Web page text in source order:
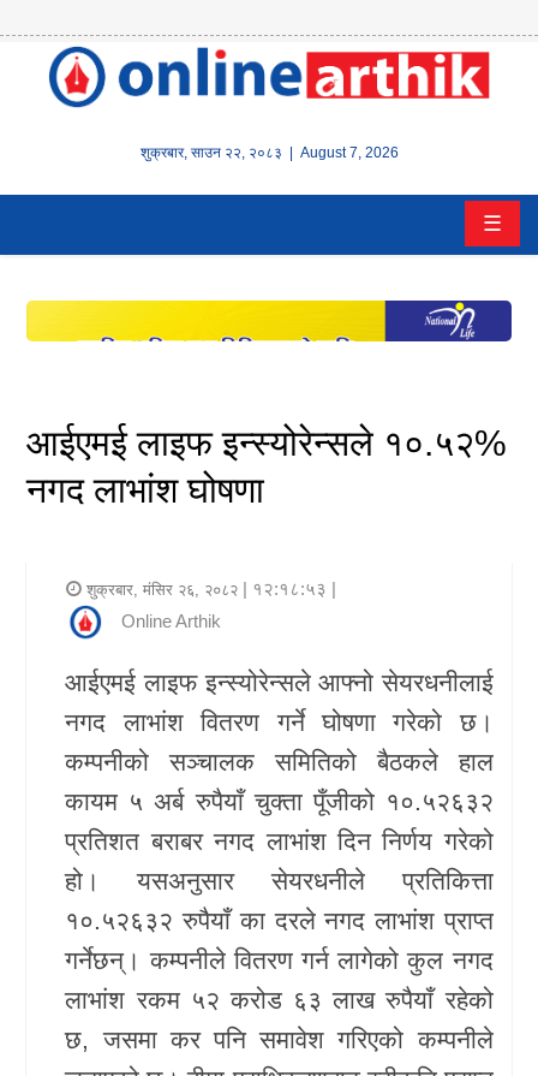
शुक्रबार, साउन २२, २०८३ | August 7, 2026
होम
वित्त
इन्स्योरेन्स
पूँजीबजार
अटो
राजनीति
भिडियो
सूचना
प्रविधि
शिक्षा
☰
आईएमई लाइफ इन्स्योरेन्सले १०.५२%
नगद लाभांश घोषणा
शुक्रबार, मंसिर २६, २०८२ | १२:१८:५३ |
Online Arthik
आईएमई लाइफ इन्स्योरेन्सले आफ्नो सेयरधनीलाई
नगद लाभांश वितरण गर्ने घोषणा गरेको छ।
कम्पनीको सञ्चालक समितिको बैठकले हाल
कायम ५ अर्ब रुपैयाँ चुक्ता पूँजीको १०.५२६३२
प्रतिशत बराबर नगद लाभांश दिन निर्णय गरेको
हो। यसअनुसार सेयरधनीले प्रतिकित्ता
१०.५२६३२ रुपैयाँ का दरले नगद लाभांश प्राप्त
गर्नेछन्। कम्पनीले वितरण गर्न लागेको कुल नगद
लाभांश रकम ५२ करोड ६३ लाख रुपैयाँ रहेको
छ, जसमा कर पनि समावेश गरिएको कम्पनीले